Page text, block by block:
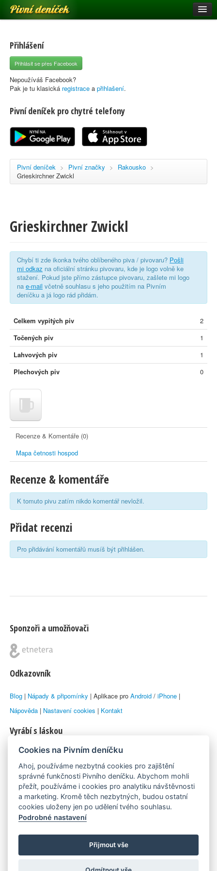
Pivní deníček
Pivní mapa
Pivní značky
Nápověda
Registrace
Přihlášení
Přihlásit se přes Facebook
Nepoužíváš Facebook?
Pak je tu klasická registrace a přihlašení.
Pivní deníček pro chytré telefony
Pivní deníček > Pivní značky > Rakousko >
Grieskirchner Zwickl
Grieskirchner Zwickl
Chybí ti zde ikonka tvého oblíbeného piva / pivovaru? Pošli
mi odkaz na oficiální stránku pivovaru, kde je logo volně ke
stažení. Pokud jste přímo zástupce pivovaru, zašlete mi logo
na e-mail včetně souhlasu s jeho použitím na Pivním
deníčku a já logo rád přidám.
Celkem vypitých piv
2
Točených piv
1
Lahvových piv
1
Plechových piv
0
Recenze & Komentáře (0)
Mapa četnosti hospod
Recenze & komentáře
K tomuto pivu zatím nikdo komentář nevložil.
Přidat recenzi
Pro přidávání komentářů musíš být přihlášen.
Sponzoři a umožňovači
Odkazovník
Blog | Nápady & připomínky | Aplikace pro Android / iPhone |
Nápověda | Nastavení cookies | Kontakt
Vyrábí s láskou
© 2010–2026 byLukáš Zemanaka Emka
Máme rádi
Pivní.info
Poznámka pod čarou
Pivní deníček je nezávislý zdroj, který není spjat s žádným
konkrétním pivovarem ani restaurací. Názory uživatelů nemusí nutně
Cookies na Pivním deníčku
Ahoj, používáme nezbytná cookies pro zajištění
správné funkčnosti Pivního deníčku. Abychom mohli
přežít, používáme i cookies pro analytiku návštěvnosti
a marketing. Kromě těch nezbytných, budou ostatní
cookies uloženy jen po udělení tvého souhlasu.
Podrobné nastavení
Přijmout vše